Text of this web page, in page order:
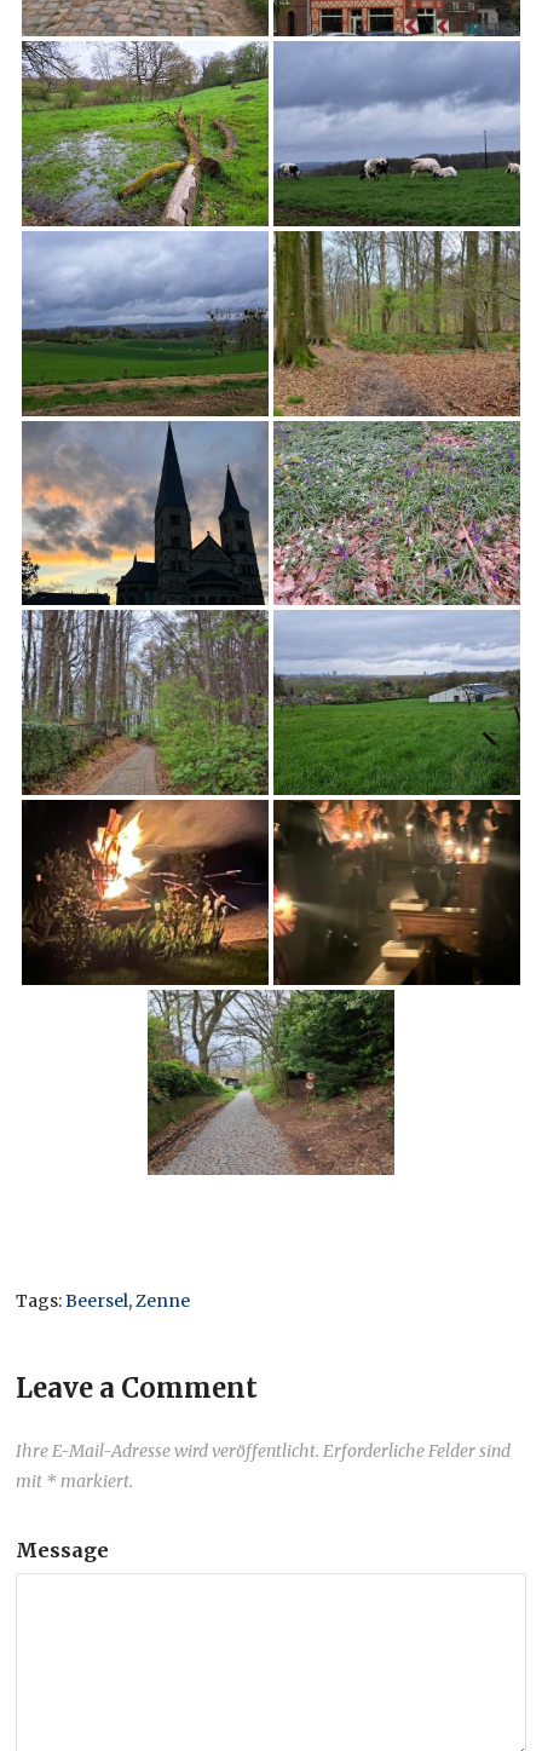
Tags:Beersel, Zenne
Leave a Comment
Ihre E-Mail-Adresse wird veröffentlicht. Erforderliche Felder sind
mit * markiert.
Message